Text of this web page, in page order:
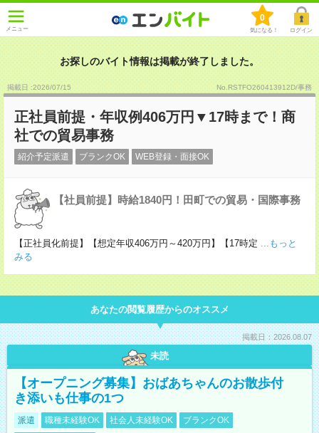
メニュー
0
気になる！ ログイン
お探しのバイト情報は掲載が終了しました。
掲載日 :2026/07/15 No.RSTFO260413912D/事務
正社員前提・年収例406万円▼17時まで！商
社での貿易事務
紹介予定派遣 ブランクOK WEB登録・面接OK
【社員前提】時給1840円！田町での貿易・国際事務
【正社員化前提】【想定年収406万円～420万円】【17時定 ...もっと
みる
あなたの閲覧履歴からのオススメ
掲載日：2026.08.07
未読
【オープニング募集】おばあちゃんのお散歩付
き添いも仕事の1つ
派遣 職種未経験OK 社会人未経験OK
ブランクOK